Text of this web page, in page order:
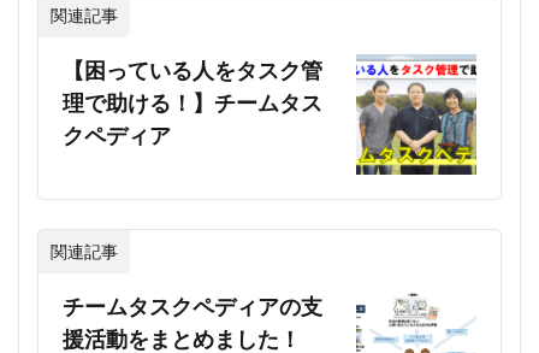
関連記事
【困っている人をタスク管
理で助ける！】チームタス
クペディア
関連記事
チームタスクペディアの支
援活動をまとめました！